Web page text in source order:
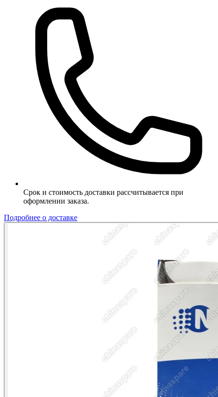
Срок и стоимость доставки рассчитывается при
оформлении заказа.
Подробнее о доставке